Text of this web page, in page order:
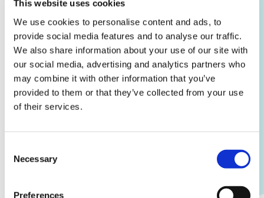
This website uses cookies
We use cookies to personalise content and ads, to
provide social media features and to analyse our traffic.
We also share information about your use of our site with
our social media, advertising and analytics partners who
may combine it with other information that you’ve
provided to them or that they’ve collected from your use
of their services.
Selection
Necessary
Preferences
Comentarios sobre las ventas